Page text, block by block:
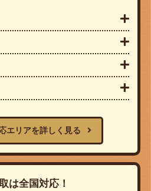
エリアを詳しく見る
は全国対応！